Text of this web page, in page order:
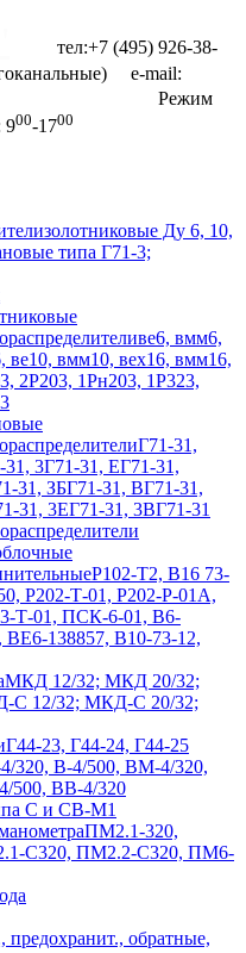
тел:+7 (495) 926-38-
e-mail:
Режим
900-1700
золотниковые Ду 6, 10,
типа Г71-3;
ве6, вмм6,
ве10, вмм10, вех16, вмм16,
2Р203, 1Рн203, 1Р323,
Г71-31,
31, 3Г71-31, ЕГ71-31,
31, ЗБГ71-З1, ВГ71-31,
31, 3EГ71-31, 3BГ71-31
Р102-Т2, В16 73-
Р202-Т-01, Р202-Р-01А,
Т-01, ПСК-6-01, В6-
ВЕ6-138857, В10-73-12,
МКД 12/32; МКД 20/32;
С 12/32; МКД-С 20/32;
Г44-23, Г44-24, Г44-25
320, В-4/500, ВМ-4/320,
500, ВВ-4/320
С и СВ-М1
ПМ2.1-320,
С320, ПМ2.2-С320, ПМ6-
предохранит., обратные,